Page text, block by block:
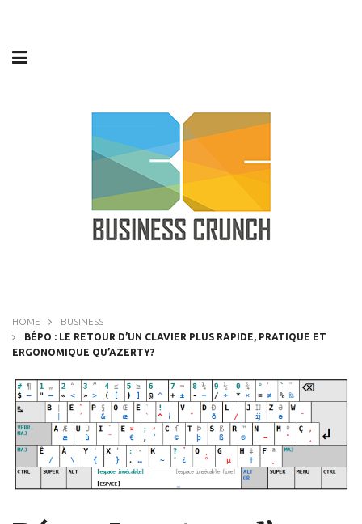
HOME
BUSINESS
BÉPO : LE RETOUR D’UN CLAVIER PLUS RAPIDE, PRATIQUE ET
ERGONOMIQUE QU’AZERTY?